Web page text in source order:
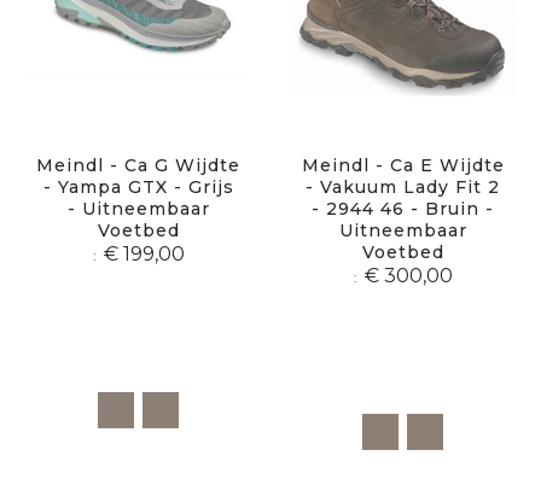
Meindl - Ca G Wijdte
- Yampa GTX - Grijs
- Uitneembaar
Voetbed
€ 199,00
Meindl - Ca E Wijdte
- Vakuum Lady Fit 2
- 2944 46 - Bruin -
Uitneembaar
Voetbed
€ 300,00